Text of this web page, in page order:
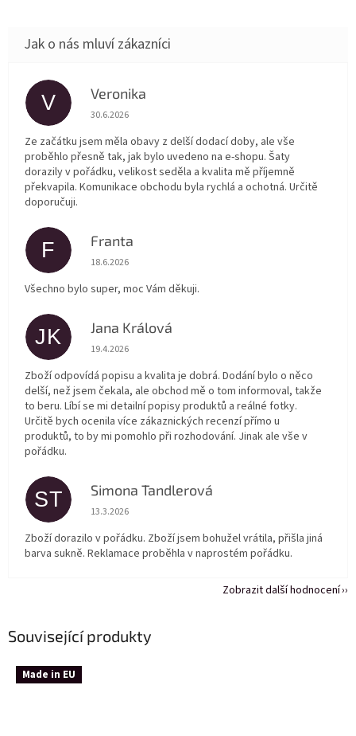
Související produkty
Made in EU
V Veronika
Hodnocení obchodu je 5 z 5 hvězdiček.
30.6.2026
Ze začátku jsem měla obavy z delší dodací doby, ale vše
proběhlo přesně tak, jak bylo uvedeno na e-shopu. Šaty
dorazily v pořádku, velikost seděla a kvalita mě příjemně
překvapila. Komunikace obchodu byla rychlá a ochotná. Určitě
doporučuji.
F Franta
Hodnocení obchodu je 5 z 5 hvězdiček.
18.6.2026
Všechno bylo super, moc Vám děkuji.
JK Jana Králová
Hodnocení obchodu je 5 z 5 hvězdiček.
19.4.2026
Zboží odpovídá popisu a kvalita je dobrá. Dodání bylo o něco
delší, než jsem čekala, ale obchod mě o tom informoval, takže
to beru. Líbí se mi detailní popisy produktů a reálné fotky.
Určitě bych ocenila více zákaznických recenzí přímo u
produktů, to by mi pomohlo při rozhodování. Jinak ale vše v
pořádku.
ST Simona Tandlerová
Hodnocení obchodu je 5 z 5 hvězdiček.
13.3.2026
Zboží dorazilo v pořádku. Zboží jsem bohužel vrátila, přišla jiná
barva sukně. Reklamace proběhla v naprostém pořádku.
Zobrazit další hodnocení